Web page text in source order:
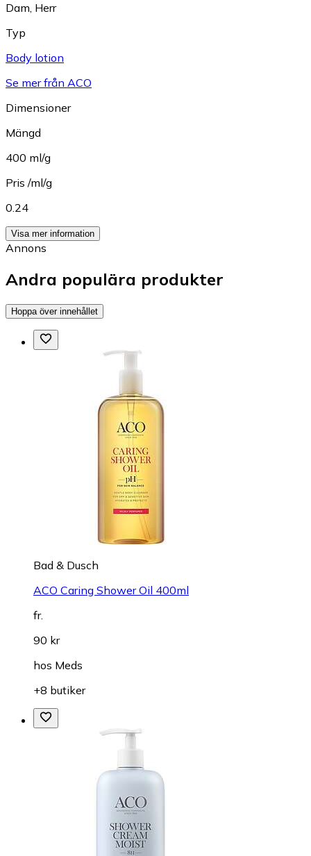
Dam, Herr
Typ
Body lotion
Se mer från ACO
Dimensioner
Mängd
400 ml/g
Pris /ml/g
0.24
Visa mer information
Annons
Andra populära produkter
Hoppa över innehållet
Bad & Dusch
ACO Caring Shower Oil 400ml
fr.
90 kr
hos Meds
+8 butiker